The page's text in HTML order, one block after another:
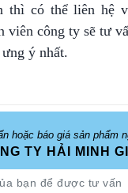
thì có thể liên hệ
công ty sẽ tư
ý nhất.
hoặc báo giá sản phẩm
TY HẢI MINH